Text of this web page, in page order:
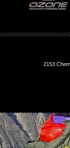
2153